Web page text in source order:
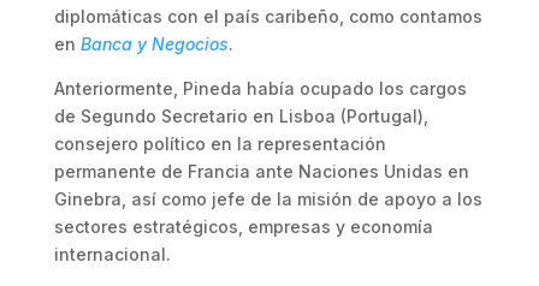
diplomáticas con el país caribeño, como contamos
en Banca y Negocios.
Anteriormente, Pineda había ocupado los cargos
de Segundo Secretario en Lisboa (Portugal),
consejero político en la representación
permanente de Francia ante Naciones Unidas en
Ginebra, así como jefe de la misión de apoyo a los
sectores estratégicos, empresas y economía
internacional.